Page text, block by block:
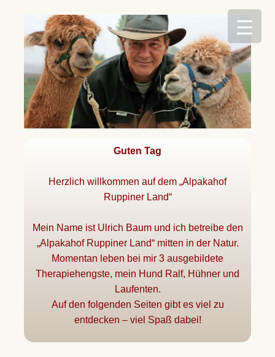
springen
Guten Tag
Herzlich willkommen auf dem „Alpakahof
Ruppiner Land“
Mein Name ist Ulrich Baum und ich betreibe den
„Alpakahof Ruppiner Land“ mitten in der Natur.
Momentan leben bei mir 3 ausgebildete
Therapiehengste, mein Hund Ralf, Hühner und
Laufenten.
Auf den folgenden Seiten gibt es viel zu
entdecken – viel Spaß dabei!